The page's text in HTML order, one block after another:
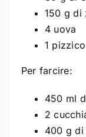
150 g di
4 uova
1
Per farcire:
450 ml
2
400 g di